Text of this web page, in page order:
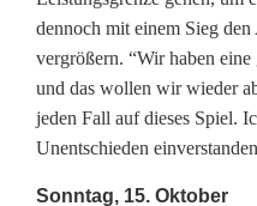
s
c
h
dennoch mit einem Sieg
vergrößern. “Wir haben
und das wollen wir wieder
jeden Fall auf dieses Spiel.
Unentschieden
Sonntag, 15. Oktober